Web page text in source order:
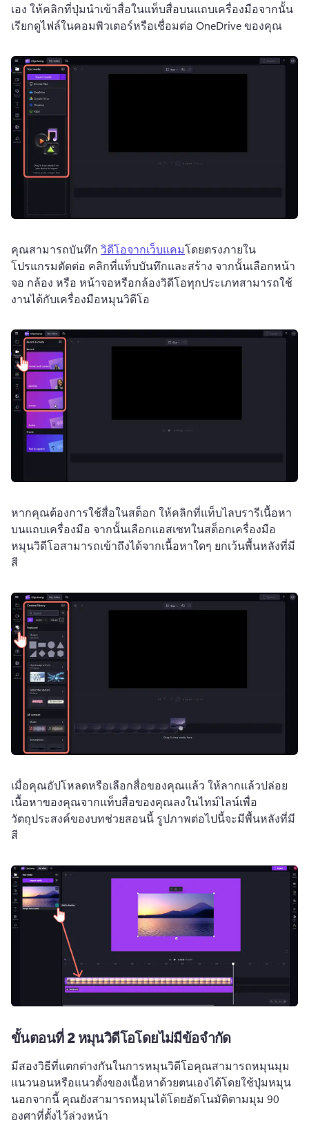
เอง ให้คลิกที่ปุ่มนำเข้าสื่อในแท็บสื่อบนแถบเครื่องมือจากนั้น
เรียกดูไฟล์ในคอมพิวเตอร์หรือเชื่อมต่อ OneDrive ของคุณ
คุณสามารถบันทึก วิดีโอจากเว็บแคมโดยตรงภายใน
โปรแกรมตัดต่อ คลิกที่แท็บบันทึกและสร้าง จากนั้นเลือกหน้า
จอ กล้อง หรือ หน้าจอหรือกล้องวิดีโอทุกประเภทสามารถใช้
งานได้กับเครื่องมือหมุนวิดีโอ
หากคุณต้องการใช้สื่อในสต็อก ให้คลิกที่แท็บไลบรารีเนื้อหา
บนแถบเครื่องมือ จากนั้นเลือกแอสเซทในสต็อกเครื่องมือ
หมุนวิดีโอสามารถเข้าถึงได้จากเนื้อหาใดๆ ยกเว้นพื้นหลังที่มี
สี
เมื่อคุณอัปโหลดหรือเลือกสื่อของคุณแล้ว ให้ลากแล้วปล่อย
เนื้อหาของคุณจากแท็บสื่อของคุณลงในไทม์ไลน์เพื่อ
วัตถุประสงค์ของบทช่วยสอนนี้ รูปภาพต่อไปนี้จะมีพื้นหลังที่มี
สี
ขั้นตอนที่ 2หมุนวิดีโอโดยไม่มีข้อจำกัด
มีสองวิธีที่แตกต่างกันในการหมุนวิดีโอคุณสามารถหมุนมุม
แนวนอนหรือแนวตั้งของเนื้อหาด้วยตนเองได้โดยใช้ปุ่มหมุน
นอกจากนี้ คุณยังสามารถหมุนได้โดยอัตโนมัติตามมุม 90
องศาที่ตั้งไว้ล่วงหน้า